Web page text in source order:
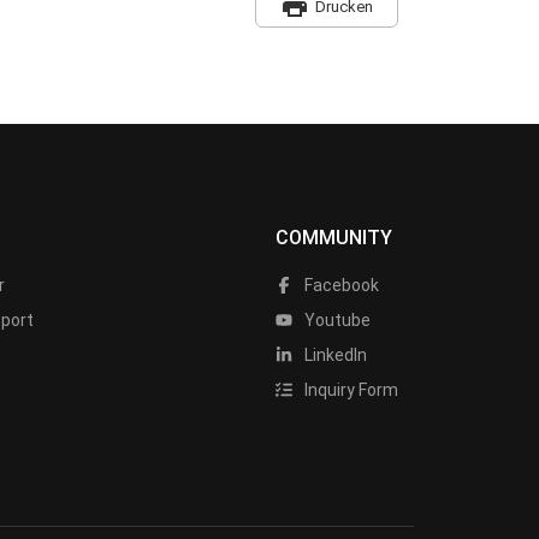
print Drucken
COMMUNITY
Facebook
Youtube
LinkedIn
Inquiry Form